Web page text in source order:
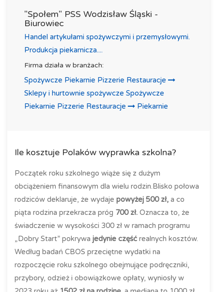
"Społem" PSS Wodzisław Śląski -
Biurowiec
Handel artykułami spożywczymi i przemysłowymi.
Produkcja piekarnicza....
Firma działa w branżach:
Spożywcze Piekarnie Pizzerie Restauracje
Sklepy i hurtownie spożywcze Spożywcze
Piekarnie Pizzerie Restauracje
Piekarnie
Ile kosztuje Polaków wyprawka szkolna?
Początek roku szkolnego wiąże się z dużym
obciążeniem finansowym dla wielu rodzin.Blisko połowa
rodziców deklaruje, że wydaje powyżej 500 zł, a co
piąta rodzina przekracza próg 700 zł. Oznacza to, że
świadczenie w wysokości 300 zł w ramach programu
„Dobry Start” pokrywa jedynie część realnych kosztów.
Według badań CBOS przeciętne wydatki na
rozpoczęcie roku szkolnego obejmujące podręczniki,
przybory, odzież i obowiązkowe opłaty, wyniosły w